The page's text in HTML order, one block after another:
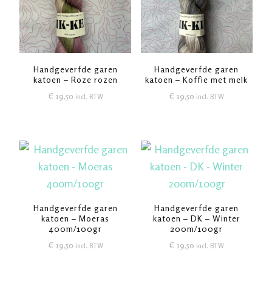
Handgeverfde garen
katoen – Roze rozen
€ 19,50 incl. BTW
Handgeverfde garen
katoen – Koffie met melk
€ 19,50 incl. BTW
Handgeverfde garen
katoen – Moeras
400m/100gr
€ 19,50 incl. BTW
Handgeverfde garen
katoen – DK – Winter
200m/100gr
€ 19,50 incl. BTW